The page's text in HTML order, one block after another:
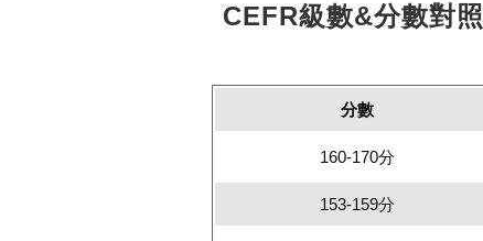
CEFR級數&分數對照
分數
160-170分
153-159分